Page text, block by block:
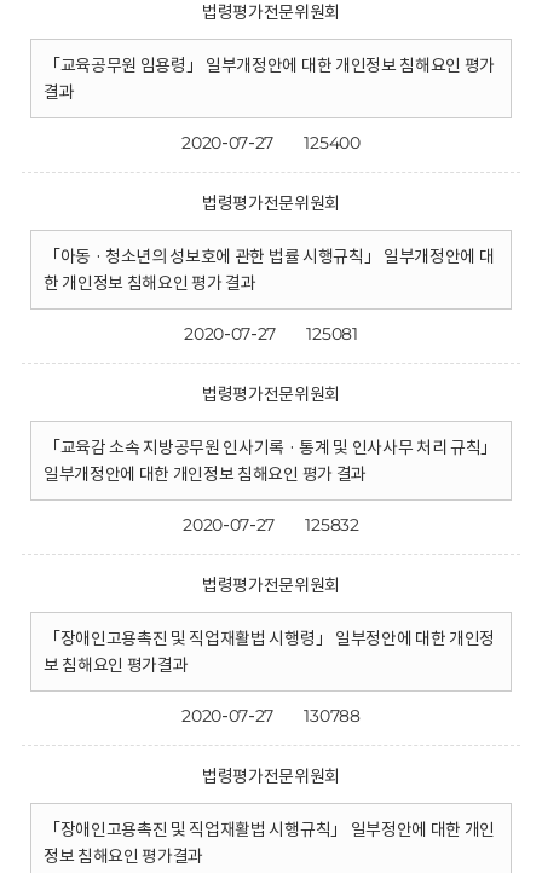
법령평가전문위원회
「교육공무원 임용령」 일부개정안에 대한 개인정보 침해요인 평가
결과
2020-07-27 125400
법령평가전문위원회
「아동 · 청소년의 성보호에 관한 법률 시행규칙」 일부개정안에 대
한 개인정보 침해요인 평가 결과
2020-07-27 125081
법령평가전문위원회
「교육감 소속 지방공무원 인사기록 · 통계 및 인사사무 처리 규칙」
일부개정안에 대한 개인정보 침해요인 평가 결과
2020-07-27 125832
법령평가전문위원회
「장애인고용촉진 및 직업재활법 시행령」 일부정안에 대한 개인정
보 침해요인 평가결과
2020-07-27 130788
법령평가전문위원회
「장애인고용촉진 및 직업재활법 시행규칙」 일부정안에 대한 개인
정보 침해요인 평가결과